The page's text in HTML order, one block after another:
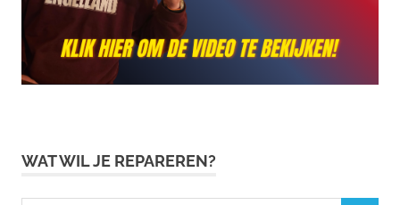
WAT WIL JE REPAREREN?